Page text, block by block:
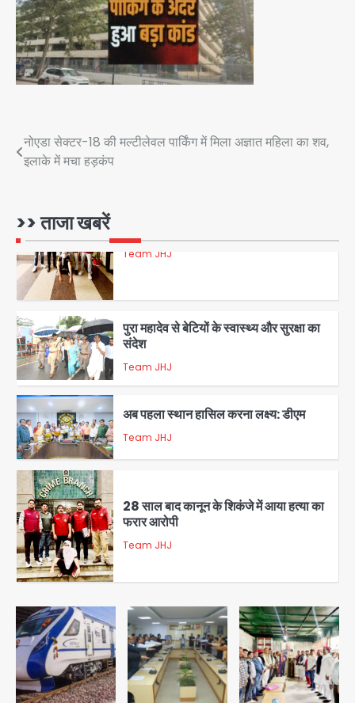
Post
navigation
नोएडा सेक्टर-18 की मल्टीलेवल पार्किंग में मिला अज्ञात महिला का शव,
इलाके में मचा हड़कंप
>> ताजा खबरें
3
4
डबल मर्डर का मुख्य साजिशकर्ता क्राइम ब्रांच
5
Team JHJ
1
पुरा महादेव से बेटियों के स्वास्थ्य और सुरक्षा का
संदेश
Team JHJ
2
अब पहला स्थान हासिल करना लक्ष्य: डीएम
Team JHJ
3
28 साल बाद कानून के शिकंजे में आया हत्या का
फरार आरोपी
Team JHJ
डबल मर्डर का मुख्य साजिशकर्ता क्राइम ब्रांच
के हत्थे
Team JHJ